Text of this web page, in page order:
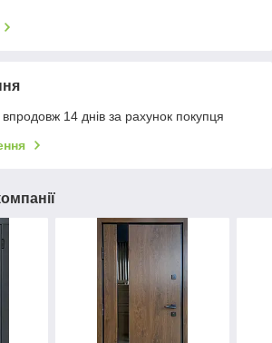
14 днів за рахунок покупця